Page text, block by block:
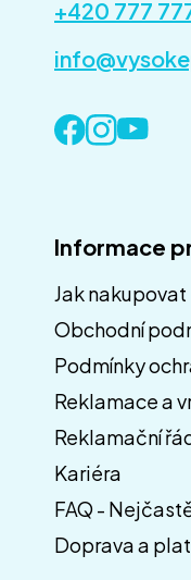
+420 777
Informace
Jak nakupovat
Obchodní
Podmínky
Reklamace a
Reklamační
Kariéra
FAQ -
Doprava a